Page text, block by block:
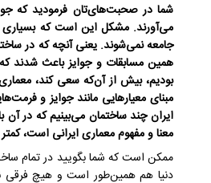
شما در صحبت‌های‌تان فرمودید که
می‌آورند. مشکل این است که بسیاری
جامعه نمی‌شوند. یعنی آنچه که در
همین مسابقات و جوایز باعث شدند
بودیم، بیش از آن‌که سعی کند،
مبنای معیارهایی مانند جوایز و
ایران چند ساختمان می‌بینیم که در
معنا و مفهوم معماری ایرانی است،
ممکن است که شما بگویید در تمام